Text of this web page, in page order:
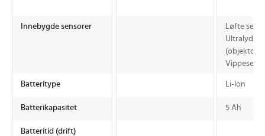
Innebygde sensorer
Løfte
Batteritype Li-Ion
Batterikapasitet 5 Ah
Batteritid (drift)